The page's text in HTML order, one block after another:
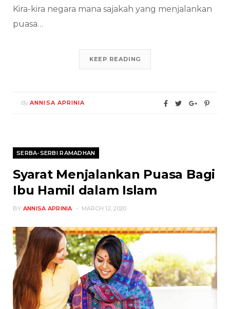
Kira-kira negara mana sajakah yang menjalankan
puasa…
KEEP READING
By ANNISA APRINIA
SERBA-SERBI RAMADHAN
Syarat Menjalankan Puasa Bagi
Ibu Hamil dalam Islam
BY ANNISA APRINIA MARCH 12, 2020